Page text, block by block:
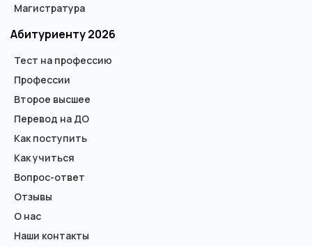
Магистратура
Абитуриенту 2026
Тест на профессию
Профессии
Второе высшее
Перевод на ДО
Как поступить
Как учиться
Вопрос-ответ
Отзывы
О нас
Наши контакты